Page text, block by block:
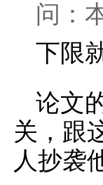
问：
下限
论文
关，跟
人抄袭